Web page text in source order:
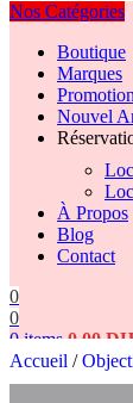
Nos Catégories
Boutique
Marques
Promotion
Nouvel
À Propos
Blog
Contact
0
0
0items 0,00DH
Accueil /